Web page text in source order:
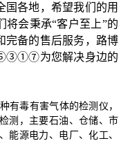
国各地，希望我们的用
将会秉承“客户至上”的
完备的售后服务，路博
为您解决身边的
有毒有害气体的检测仪，
测，主要石油、仓储、市
能源电力、电厂、化工、